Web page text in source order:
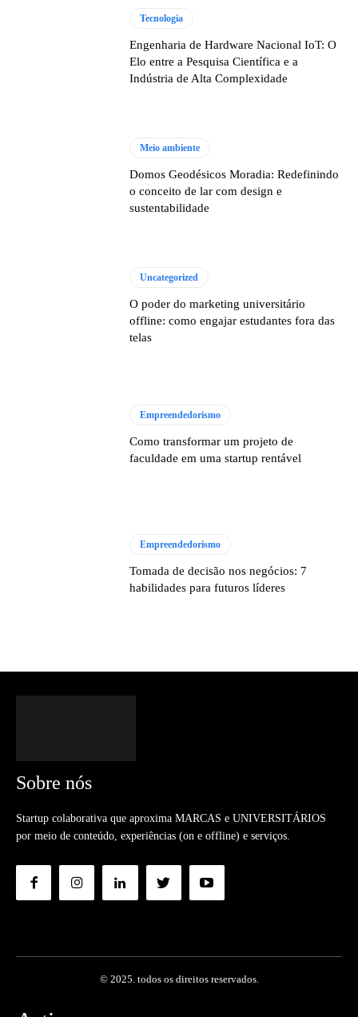
Tecnologia
Engenharia de Hardware Nacional IoT: O
Elo entre a Pesquisa Científica e a
Indústria de Alta Complexidade
Meio ambiente
Domos Geodésicos Moradia: Redefinindo
o conceito de lar com design e
sustentabilidade
Uncategorized
O poder do marketing universitário
offline: como engajar estudantes fora das
telas
Empreendedorismo
Como transformar um projeto de
faculdade em uma startup rentável
Empreendedorismo
Tomada de decisão nos negócios: 7
habilidades para futuros líderes
Sobre nós
Startup colaborativa que aproxima MARCAS e UNIVERSITÁRIOS
por meio de conteúdo, experiências (on e offline) e serviços.
© 2025. todos os direitos reservados.